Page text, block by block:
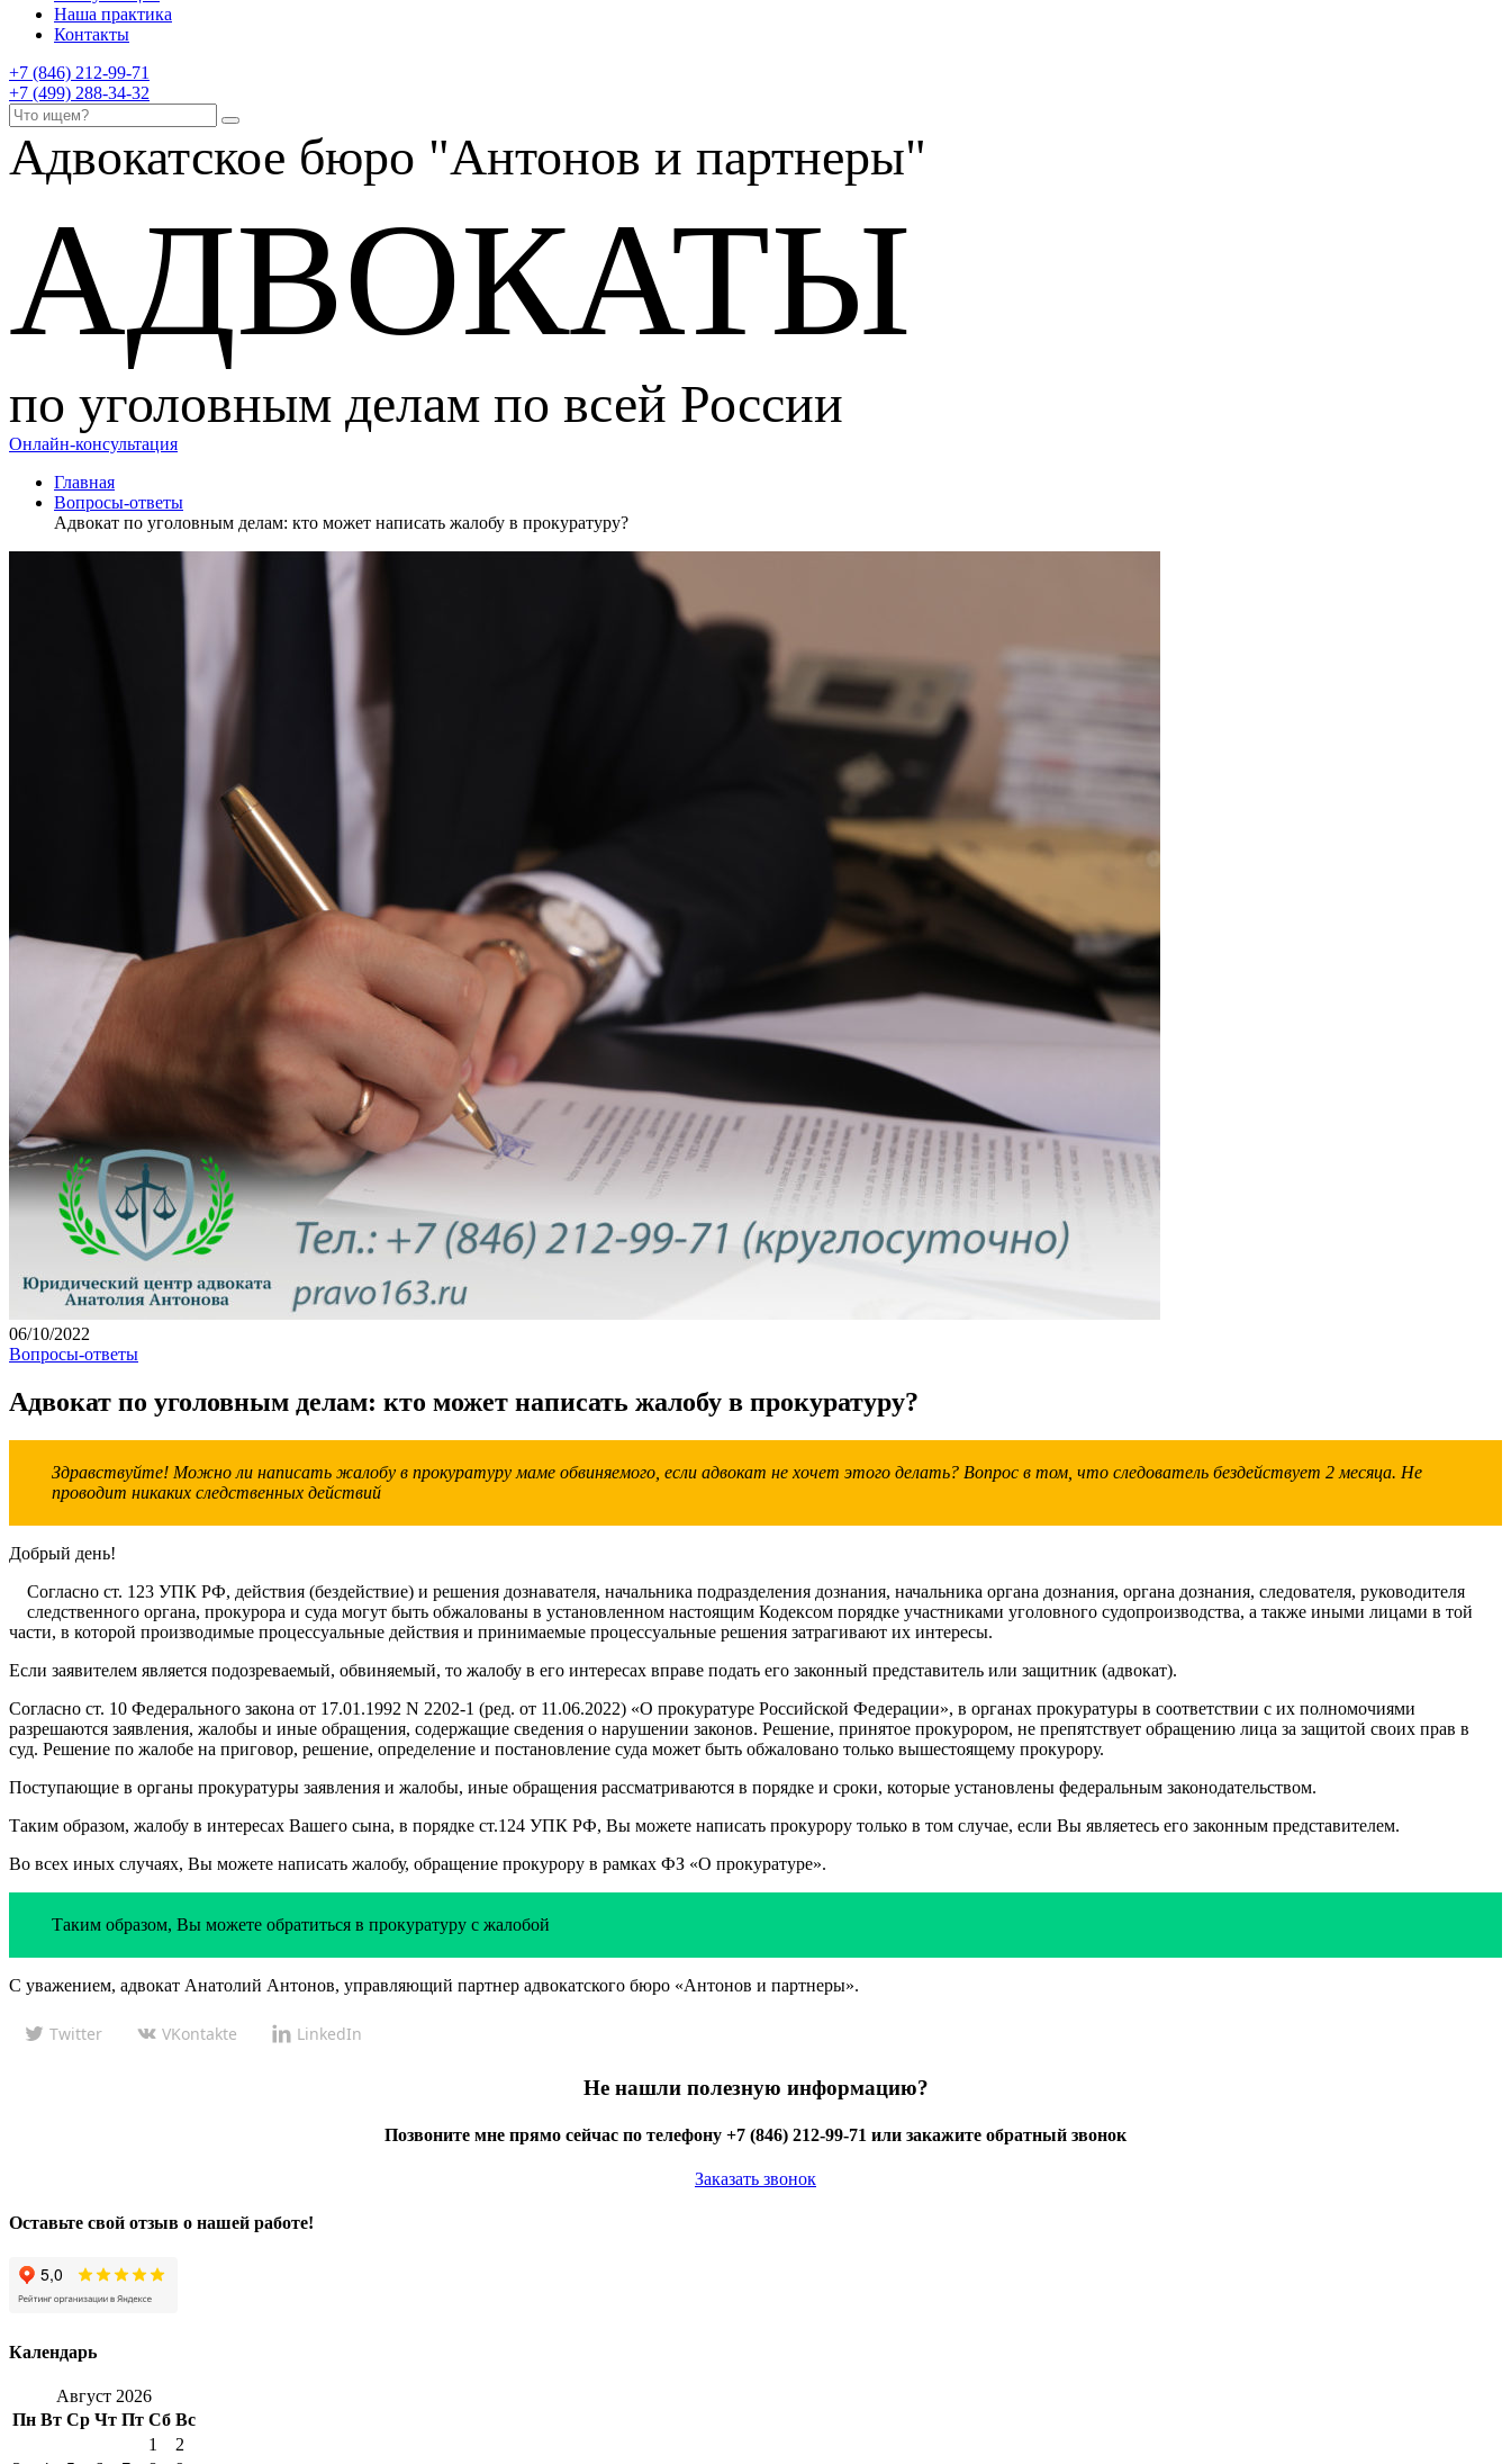
Наша практика
Контакты
+7 (846) 212-99-71
+7 (499) 288-34-32
Адвокатское бюро "Антонов и партнеры"
АДВОКАТЫ
по уголовным делам по всей России
Онлайн-консультация
Главная
Вопросы-ответы
Адвокат по уголовным делам: кто может написать жалобу в прокуратуру?
06/10/2022
Вопросы-ответы
Адвокат по уголовным делам: кто может написать жалобу в прокуратуру?
Здравствуйте! Можно ли написать жалобу в прокуратуру маме обвиняемого, если адвокат не хочет этого делать? Вопрос в том, что следователь бездействует 2 месяца. Не
проводит никаких следственных действий
Добрый день!
Согласно ст. 123 УПК РФ, действия (бездействие) и решения дознавателя, начальника подразделения дознания, начальника органа дознания, органа дознания, следователя, руководителя
следственного органа, прокурора и суда могут быть обжалованы в установленном настоящим Кодексом порядке участниками уголовного судопроизводства, а также иными лицами в той
части, в которой производимые процессуальные действия и принимаемые процессуальные решения затрагивают их интересы.
Если заявителем является подозреваемый, обвиняемый, то жалобу в его интересах вправе подать его законный представитель или защитник (адвокат).
Согласно ст. 10 Федерального закона от 17.01.1992 N 2202-1 (ред. от 11.06.2022) «О прокуратуре Российской Федерации», в органах прокуратуры в соответствии с их полномочиями
разрешаются заявления, жалобы и иные обращения, содержащие сведения о нарушении законов. Решение, принятое прокурором, не препятствует обращению лица за защитой своих прав в
суд. Решение по жалобе на приговор, решение, определение и постановление суда может быть обжаловано только вышестоящему прокурору.
Поступающие в органы прокуратуры заявления и жалобы, иные обращения рассматриваются в порядке и сроки, которые установлены федеральным законодательством.
Таким образом, жалобу в интересах Вашего сына, в порядке ст.124 УПК РФ, Вы можете написать прокурору только в том случае, если Вы являетесь его законным представителем.
Во всех иных случаях, Вы можете написать жалобу, обращение прокурору в рамках ФЗ «О прокуратуре».
Таким образом, Вы можете обратиться в прокуратуру с жалобой
С уважением, адвокат Анатолий Антонов, управляющий партнер адвокатского бюро «Антонов и партнеры».
Twitter VKontakte LinkedIn
Не нашли полезную информацию?
Позвоните мне прямо сейчас по телефону +7 (846) 212-99-71 или закажите обратный звонок
Заказать звонок
Оставьте свой отзыв о нашей работе!
Календарь
Август 2026
Пн Вт Ср Чт Пт Сб Вс
1
2